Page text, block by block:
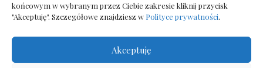
końcowym w wybranym przez Ciebie zakresie kliknij przycisk
"Akceptuję". Szczegółowe znajdziesz w Polityce prywatności.
Akceptuję